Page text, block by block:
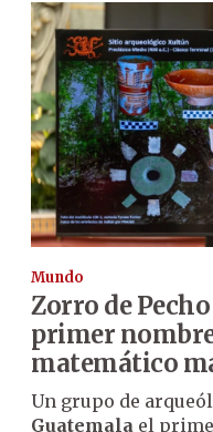
Mundo
Zorro de
primer
matemático
Un grupo de
Guatemala el